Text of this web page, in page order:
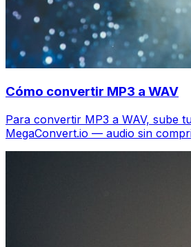
Cómo convertir MP3 a WAV
Para convertir MP3 a WAV, sube
MegaConvert.io — audio sin